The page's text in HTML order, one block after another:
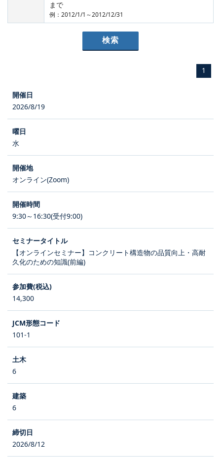
まで
例：2012/1/1～2012/12/31
1
2026/8/19
水
オンライン(Zoom)
9:30～16:30(受付9:00)
【オンラインセミナー】コンクリート構造物の品質向上・高耐
久化のための知識(前編)
14,300
101-1
6
6
2026/8/12